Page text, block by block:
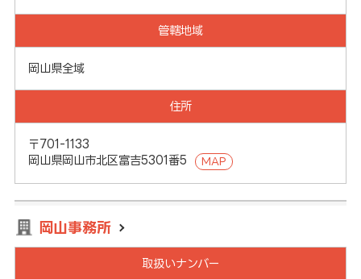
管轄地域
岡山県全域
住所
〒701-1133
岡山県岡山市北区富吉5301番5
MAP
岡山事務所
取扱いナンバー